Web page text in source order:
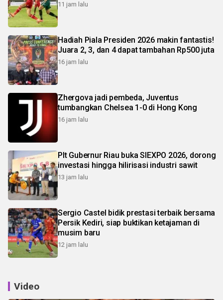
11 jam lalu
Hadiah Piala Presiden 2026 makin fantastis!
Juara 2, 3, dan 4 dapat tambahan Rp500 juta
16 jam lalu
Zhergova jadi pembeda, Juventus
tumbangkan Chelsea 1-0 di Hong Kong
16 jam lalu
Plt Gubernur Riau buka SIEXPO 2026, dorong
investasi hingga hilirisasi industri sawit
13 jam lalu
Sergio Castel bidik prestasi terbaik bersama
Persik Kediri, siap buktikan ketajaman di
musim baru
12 jam lalu
Video